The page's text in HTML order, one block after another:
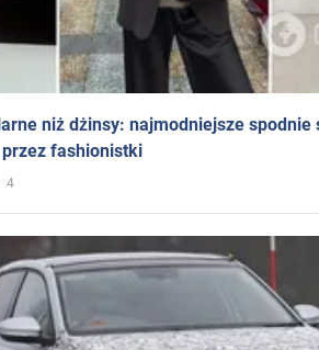
niż dżinsy: najmodniejsze spodnie
fashionistki
4